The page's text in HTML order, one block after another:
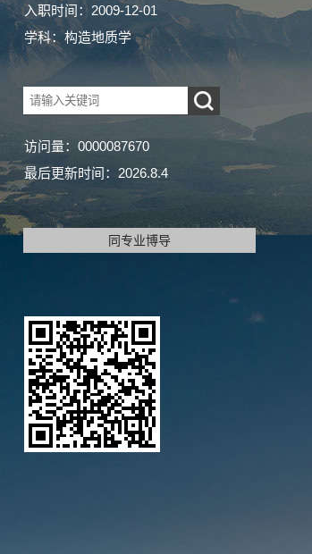
入职时间：2009-12-01
学科：构造地质学
访问量： 0000087670
最后更新时间： 2026.8.4
同专业博导